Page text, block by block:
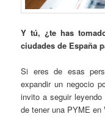
Y tú, ¿te has
ciudades de España
Si eres de esas
expandir un negocio
invito a seguir
de tener una PYME en